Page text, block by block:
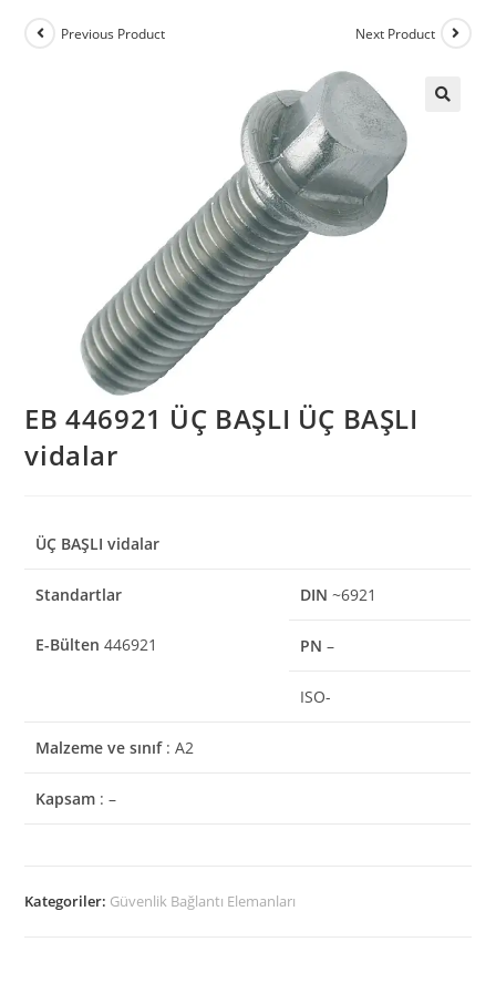
Previous Product Next Product
EB 446921 ÜÇ BAŞLI ÜÇ BAŞLI
vidalar
ÜÇ BAŞLI vidalar
Standartlar
E-Bülten 446921
DIN ~6921
PN –
ISO-
Malzeme ve sınıf: A2
Kapsam : –
Kategoriler: Güvenlik Bağlantı Elemanları